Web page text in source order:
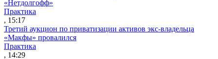
«Нетдолгофф»
Практика
, 15:17
Третий аукцион по приватизации активов экс-владельца
«Макфы» провалился
Практика
, 14:29